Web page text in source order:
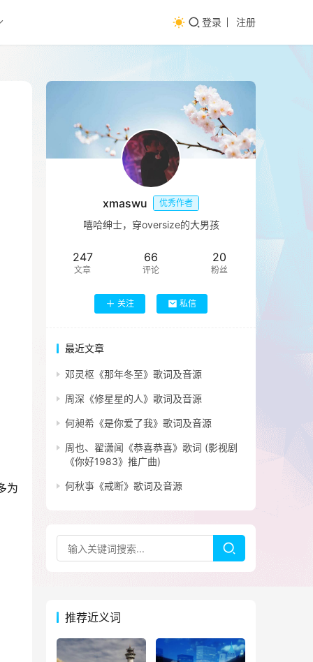
登录 注册
为
xmaswu 优秀作者
嘻哈绅士，穿oversize的大男孩
247
文章
66
评论
20
粉丝
关注 私信
最近文章
邓灵枢《那年冬至》歌词及音源
周深《修星星的人》歌词及音源
何昶希《是你爱了我》歌词及音源
周也、翟潇闻《恭喜恭喜》歌词 (影视剧
《你好1983》推广曲)
何秋亊《戒断》歌词及音源
推荐近义词